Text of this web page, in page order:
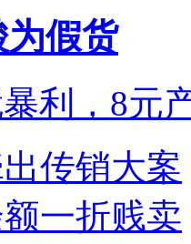
假货
利，8元
传销大案
一折贱卖